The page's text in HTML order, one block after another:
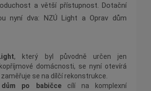
a větší přístupnost. Dotační
nyní dva: NZÚ Light a Oprav dům
, který byl původně určen jen
domácnosti, se nyní otevírá
se na dílčí rekonstrukce.
dům po babičcecílí na komplexní